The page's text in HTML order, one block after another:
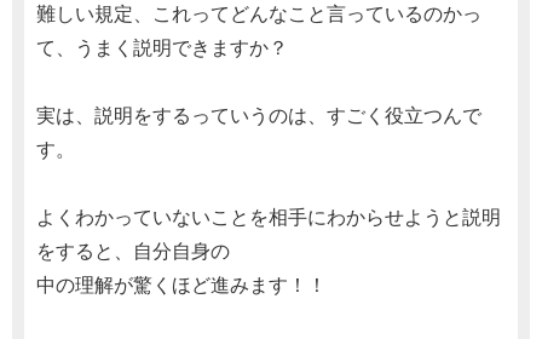
難しい規定、これってどんなこと言っているのかっ
て、うまく説明できますか？
実は、説明をするっていうのは、すごく役立つんで
す。
よくわかっていないことを相手にわからせようと説明
をすると、自分自身の
中の理解が驚くほど進みます！！